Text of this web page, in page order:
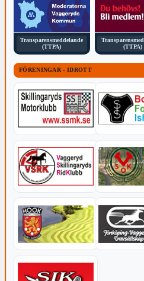
Transparensmeddelande
(TTPA)
(TTPA)
FÖRENINGAR - IDROTT